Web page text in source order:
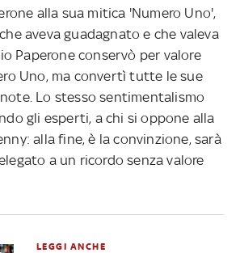
alla sua mitica 'Numero Uno',
aveva guadagnato e che valeva
Paperone conservò per valore
Uno, ma convertì tutte le sue
Lo stesso sentimentalismo
gli esperti, a chi si oppone alla
alla fine, è la convinzione, sarà
a un ricordo senza valore
LEGGI ANCHE